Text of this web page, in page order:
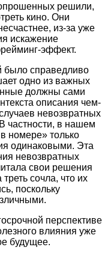
решили,
кино. Они
из-за уже
искажение
эффект.
было справедливо
одно из важных
должны сами
описания чем-
невозвратных
частности, в нашем
номере» только
одинаковыми. Эта
невозвратных
свои решения
сочла, что их
поскольку
перспективе
влияния уже
будущее.